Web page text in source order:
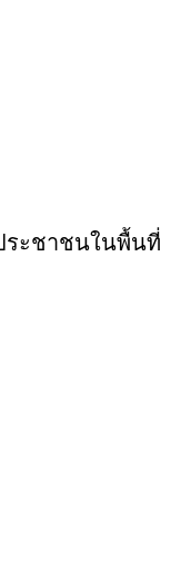
ระชาชนในพื้นที่